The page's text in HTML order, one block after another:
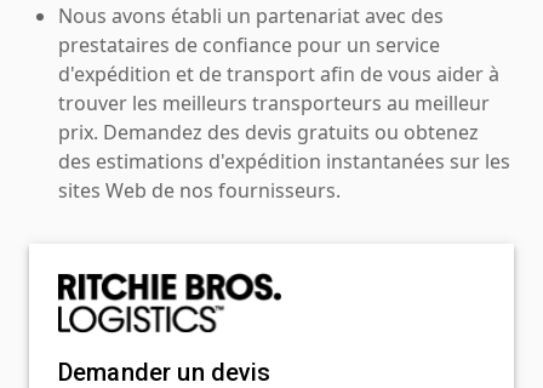
Nous avons établi un partenariat avec des
prestataires de confiance pour un service
d'expédition et de transport afin de vous aider à
trouver les meilleurs transporteurs au meilleur
prix. Demandez des devis gratuits ou obtenez
des estimations d'expédition instantanées sur les
sites Web de nos fournisseurs.
Demander un devis